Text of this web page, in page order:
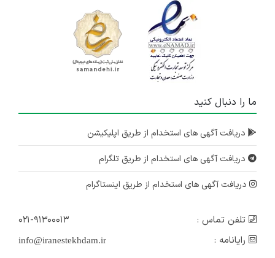
ما را دنبال کنید
دریافت آگهی های استخدام از طریق اپلیکیشن
دریافت آگهی های استخدام از طریق تلگرام
دریافت آگهی های استخدام از طریق اینستاگرام
تلفن تماس :
۰۲۱-۹۱۳۰۰۰۱۳
رایانامه :
info@iranestekhdam.ir